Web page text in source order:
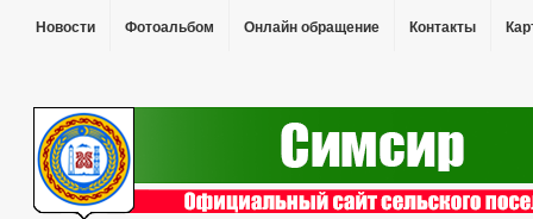
Новости Фотоальбом Онлайн обращение Контакты